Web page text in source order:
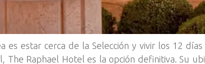
es estar cerca de la Selección y vivir los 12
The Raphael Hotel es la opción definitiva. Su